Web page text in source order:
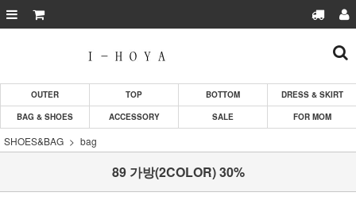
OUTER TOP BOTTOM
DRESS & SKIRT
BAG & SHOES
ACCESSORY SALE FOR MOM
SHOES&BAG bag
89 가방(2COLOR) 30%